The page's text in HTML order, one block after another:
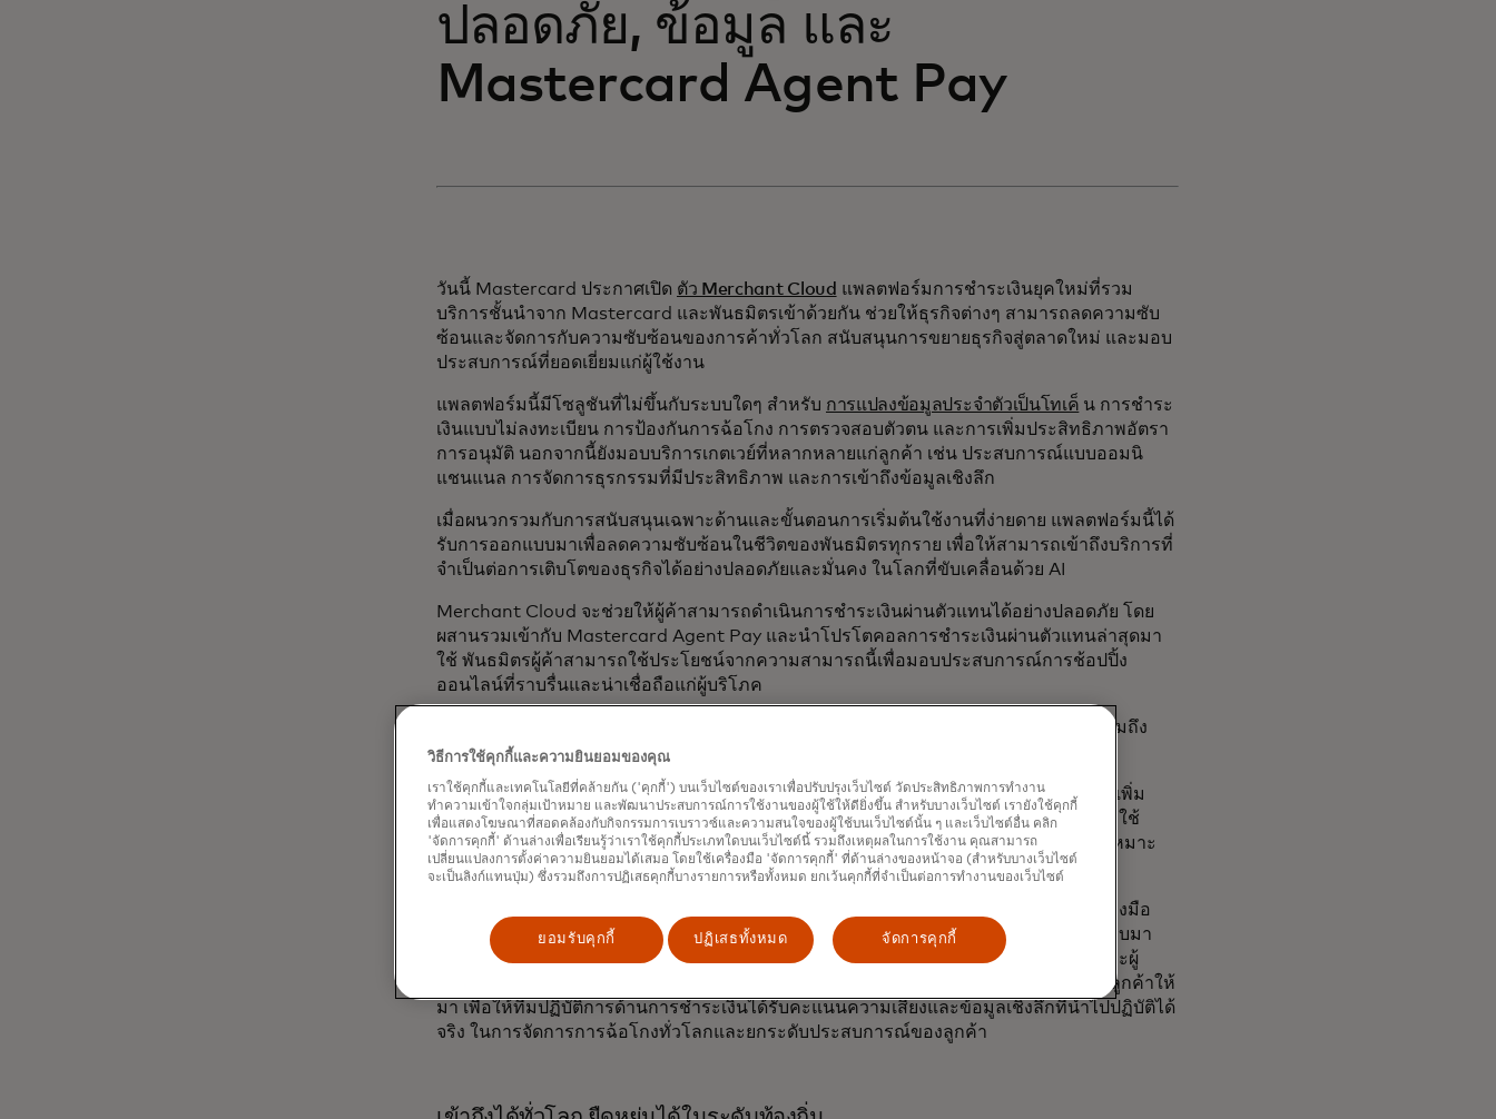
ปลอดภัย, ข้อมูล และ
Mastercard Agent Pay
วันนี้ Mastercard ประกาศเปิด ตัว Merchant Cloud แพลตฟอร์มการชำระเงินยุคใหม่ที่รวม
บริการชั้นนำจาก Mastercard และพันธมิตรเข้าด้วยกัน ช่วยให้ธุรกิจต่างๆ สามารถลดความซับ
ซ้อนและจัดการกับความซับซ้อนของการค้าทั่วโลก สนับสนุนการขยายธุรกิจสู่ตลาดใหม่ และมอบ
ประสบการณ์ที่ยอดเยี่ยมแก่ผู้ใช้งาน
แพลตฟอร์มนี้มีโซลูชันที่ไม่ขึ้นกับระบบใดๆ สำหรับ การแปลงข้อมูลประจำตัวเป็นโทเค็ น การชำระ
เงินแบบไม่ลงทะเบียน การป้องกันการฉ้อโกง การตรวจสอบตัวตน และการเพิ่มประสิทธิภาพอัตรา
การอนุมัติ นอกจากนี้ยังมอบบริการเกตเวย์ที่หลากหลายแก่ลูกค้า เช่น ประสบการณ์แบบออมนิ
แชนแนล การจัดการธุรกรรมที่มีประสิทธิภาพ และการเข้าถึงข้อมูลเชิงลึก
เมื่อผนวกรวมกับการสนับสนุนเฉพาะด้านและขั้นตอนการเริ่มต้นใช้งานที่ง่ายดาย แพลตฟอร์มนี้ได้
รับการออกแบบมาเพื่อลดความซับซ้อนในชีวิตของพันธมิตรทุกราย เพื่อให้สามารถเข้าถึงบริการที่
จำเป็นต่อการเติบโตของธุรกิจได้อย่างปลอดภัยและมั่นคง ในโลกที่ขับเคลื่อนด้วย AI
Merchant Cloud จะช่วยให้ผู้ค้าสามารถดำเนินการชำระเงินผ่านตัวแทนได้อย่างปลอดภัย โดย
ผสานรวมเข้ากับ Mastercard Agent Pay และนำโปรโตคอลการชำระเงินผ่านตัวแทนล่าสุดมา
ใช้ พันธมิตรผู้ค้าสามารถใช้ประโยชน์จากความสามารถนี้เพื่อมอบประสบการณ์การช้อปปิ้ง
ออนไลน์ที่ราบรื่นและน่าเชื่อถือแก่ผู้บริโภค
ผู้ค้าสามารถปรับแต่งชุดบริการต่างๆ เพื่อปรับปรุงประสิทธิภาพการเพิ่มประสิทธิภาพ ซึ่งรวมถึง
บริการตรวจสอบการฉ้อโกงและการอัปเดตวงจรชีวิตบัญชี
นอกจากนี้ Merchant Cloud ยังผสานรวม AI เพื่อช่วยให้การซื้อขายราบรื่นยิ่งขึ้นและช่วยเพิ่ม
อัตราการอนุมัติ ผลิตภัณฑ์ล่าสุดของเราแพลตฟอร์มเพิ่มประสิทธิภาพการชำระเงิน(POP) ใช้
ระบบอัจฉริยะของเครือข่าย Mastercard และในเร็วๆ นี้จะใช้ AI เพื่อให้ข้อความอนุมัติที่เหมาะ
สมที่สุด และให้ข้อมูลเชิงลึกที่จะช่วยเพิ่มการอนุมัติให้มากขึ้น
โซลูชันด้านความปลอดภัยของ Mastercard ภายใน Merchant Cloud ประกอบด้วยเครื่องมือ
ตรวจสอบการฉ้อโกงทางไซเบอร์ การระบุตัวตน และปัญญาประดิษฐ์ (AI) ขั้นสูง ซึ่งออกแบบมา
เพื่อระบุร้านค้าที่ฉ้อโกง และให้คะแนนความเสี่ยงแก่ผู้รับชำระเงิน ผู้ให้บริการชำระเงิน และผู้
ประสานงานการชำระเงิน API วิเคราะห์ความเสี่ยงในการทำธุรกรรมจะวิเคราะห์ข้อมูลที่ลูกค้าให้
มา เพื่อให้ทีมปฏิบัติการด้านการชำระเงินได้รับคะแนนความเสี่ยงและข้อมูลเชิงลึกที่นำไปปฏิบัติได้
จริง ในการจัดการการฉ้อโกงทั่วโลกและยกระดับประสบการณ์ของลูกค้า
วิธีการใช้คุกกี้และความยินยอมของคุณ
เราใช้คุกกี้และเทคโนโลยีที่คล้ายกัน ('คุกกี้') บนเว็บไซต์ของเราเพื่อปรับปรุงเว็บไซต์ วัดประสิทธิภาพการทำงาน
ทำความเข้าใจกลุ่มเป้าหมาย และพัฒนาประสบการณ์การใช้งานของผู้ใช้ให้ดียิ่งขึ้น สำหรับบางเว็บไซต์ เรายังใช้คุกกี้
เพื่อแสดงโฆษณาที่สอดคล้องกับกิจกรรมการเบราวซ์และความสนใจของผู้ใช้บนเว็บไซต์นั้น ๆ และเว็บไซต์อื่น คลิก
'จัดการคุกกี้' ด้านล่างเพื่อเรียนรู้ว่าเราใช้คุกกี้ประเภทใดบนเว็บไซต์นี้ รวมถึงเหตุผลในการใช้งาน คุณสามารถ
เปลี่ยนแปลงการตั้งค่าความยินยอมได้เสมอ โดยใช้เครื่องมือ 'จัดการคุกกี้' ที่ด้านล่างของหน้าจอ (สำหรับบางเว็บไซต์
จะเป็นลิงก์แทนปุ่ม) ซึ่งรวมถึงการปฏิเสธคุกกี้บางรายการหรือทั้งหมด ยกเว้นคุกกี้ที่จำเป็นต่อการทำงานของเว็บไซต์
ยอมรับคุกกี้ ปฏิเสธทั้งหมด จัดการคุกกี้